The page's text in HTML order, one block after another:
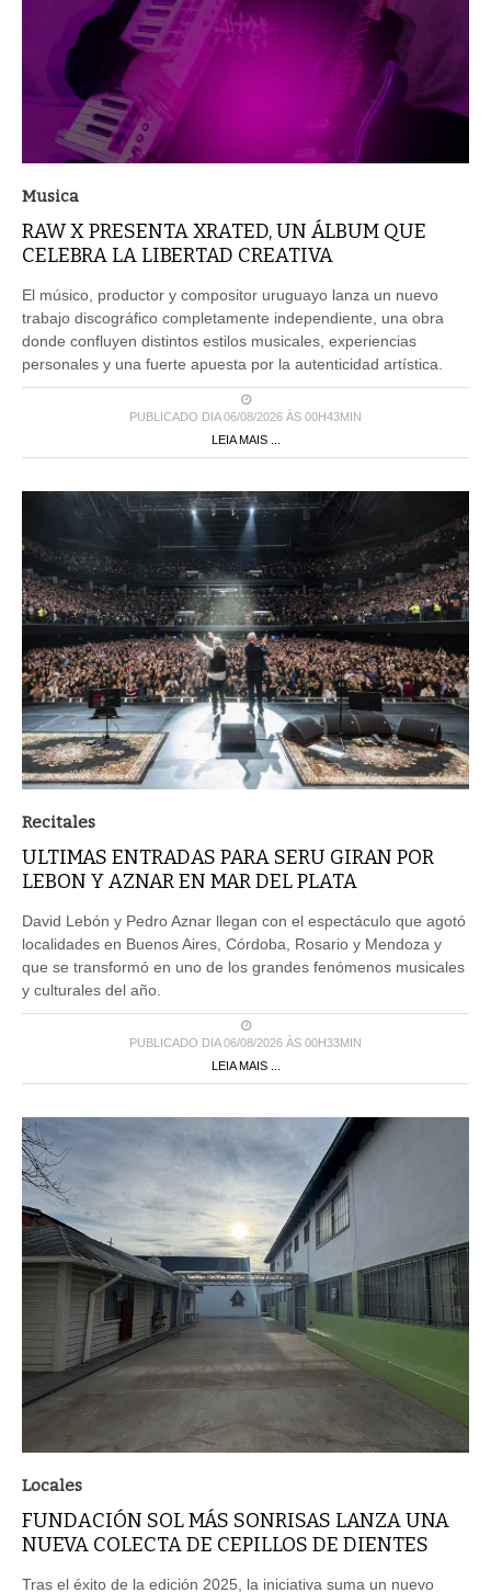
Musica
RAW X PRESENTA XRATED, UN ÁLBUM QUE
CELEBRA LA LIBERTAD CREATIVA
El músico, productor y compositor uruguayo lanza un nuevo
trabajo discográfico completamente independiente, una obra
donde confluyen distintos estilos musicales, experiencias
personales y una fuerte apuesta por la autenticidad artística.
PUBLICADO DIA 06/08/2026 ÀS 00H43MIN
LEIA MAIS ...
Recitales
ULTIMAS ENTRADAS PARA SERU GIRAN POR
LEBON Y AZNAR EN MAR DEL PLATA
David Lebón y Pedro Aznar llegan con el espectáculo que agotó
localidades en Buenos Aires, Córdoba, Rosario y Mendoza y
que se transformó en uno de los grandes fenómenos musicales
y culturales del año.
PUBLICADO DIA 06/08/2026 ÀS 00H33MIN
LEIA MAIS ...
Locales
FUNDACIÓN SOL MÁS SONRISAS LANZA UNA
NUEVA COLECTA DE CEPILLOS DE DIENTES
Tras el éxito de la edición 2025, la iniciativa suma un nuevo